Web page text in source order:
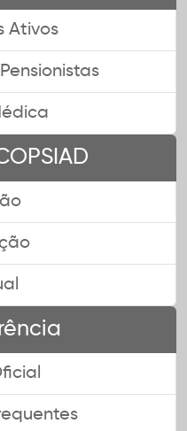
Ativos